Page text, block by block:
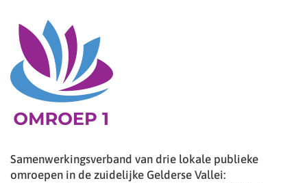
Samenwerkingsverband van drie lokale publieke
omroepen in de zuidelijke Gelderse Vallei: